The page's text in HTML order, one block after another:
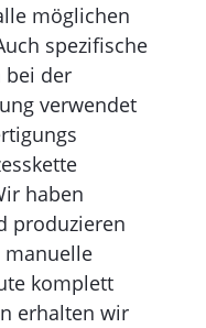
möglichen
spezifische
bei der
verwendet
haben
produzieren
manuelle
komplett
erhalten wir